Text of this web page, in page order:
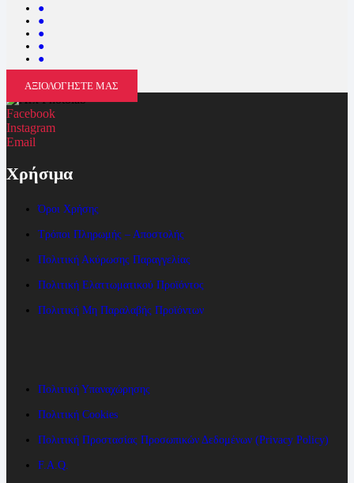
●
●
●
●
●
ΑΞΙΟΛΟΓΗΣΤΕ ΜΑΣ
Facebook
Instagram
Email
Χρήσιμα
Όροι Χρήσης
Τρόποι Πληρωμής – Αποστολής
Πολιτική Ακύρωσης Παραγγελίας
Πολιτική Ελαττωματικού Προϊόντος
Πολιτική Μη Παραλαβής Προϊόντων
Πολιτική Υπαναχώρησης
Πολιτική Cookies
Πολιτική Προστασίας Προσωπικών Δεδομένων (Privacy Policy)
F.A.Q.